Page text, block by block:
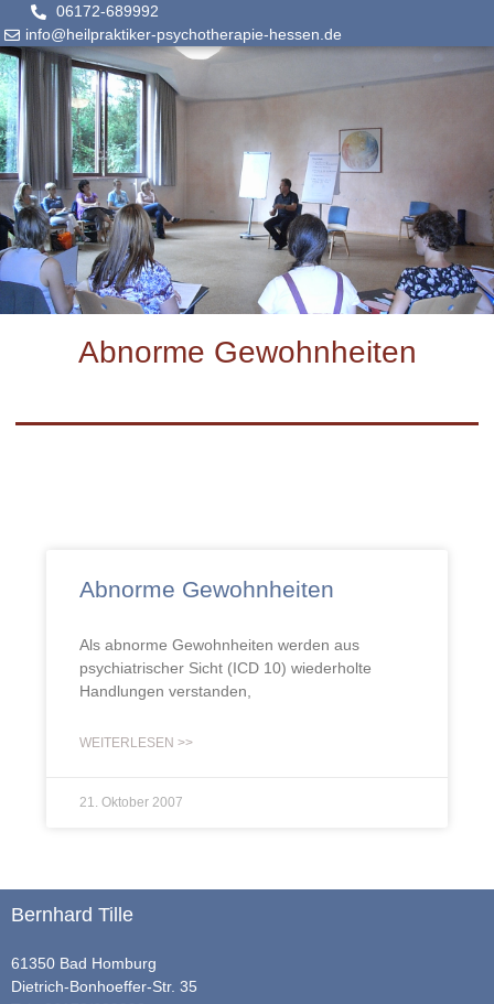
06172-689992
info@heilpraktiker-psychotherapie-hessen.de
Abnorme Gewohnheiten
Abnorme Gewohnheiten
Als abnorme Gewohnheiten werden aus
psychiatrischer Sicht (ICD 10) wiederholte
Handlungen verstanden,
WEITERLESEN >>
21. Oktober 2007
Bernhard Tille
61350 Bad Homburg
Dietrich-Bonhoeffer-Str. 35